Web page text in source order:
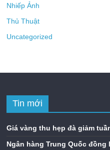
Nhiếp Ảnh
Thủ Thuật
Uncategorized
Tin mới
Giá vàng thu hẹp đà giảm
Ngân hàng Trung Quốc